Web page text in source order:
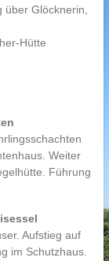
Glöcknerin,
Hütte
Weiter
Führung
Aufstieg auf
im Schutzhaus.